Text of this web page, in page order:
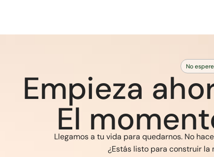
No
Empieza
El
Llegamos a tu vida para quedarnos. No
¿Estás listo para construir la